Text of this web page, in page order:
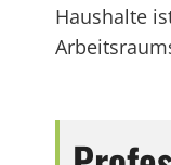
Haushalte